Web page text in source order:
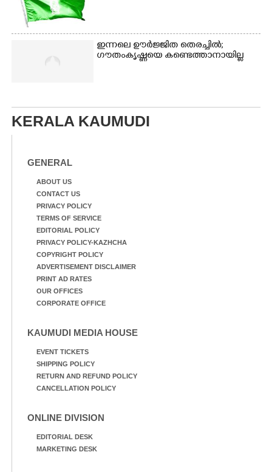
ഇന്നലെ ഊർജ്ജിത തെരച്ചിൽ;
ഗൗതംകൃഷ്ണയെ കണ്ടെത്താനായില്ല
KERALA KAUMUDI
GENERAL
ABOUT US
CONTACT US
PRIVACY POLICY
TERMS OF SERVICE
EDITORIAL POLICY
PRIVACY POLICY-KAZHCHA
COPYRIGHT POLICY
ADVERTISEMENT DISCLAIMER
PRINT AD RATES
OUR OFFICES
CORPORATE OFFICE
KAUMUDI MEDIA HOUSE
EVENT TICKETS
SHIPPING POLICY
RETURN AND REFUND POLICY
CANCELLATION POLICY
ONLINE DIVISION
EDITORIAL DESK
MARKETING DESK